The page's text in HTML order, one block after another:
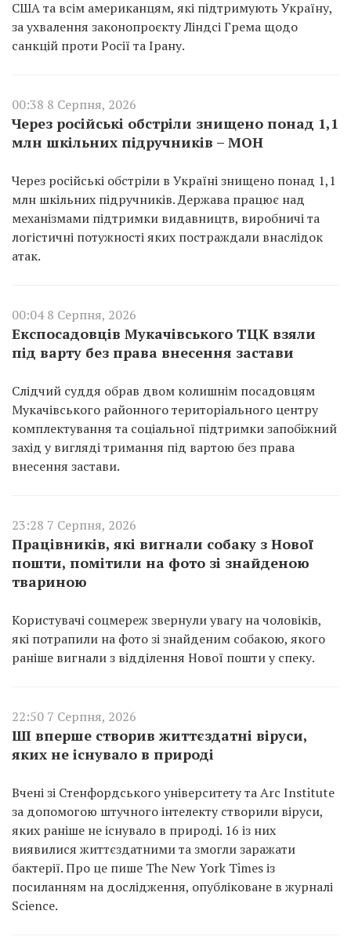
США та всім американцям, які підтримують Україну,
за ухвалення законопроєкту Ліндсі Грема щодо
санкцій проти Росії та Ірану.
00:38 8 Серпня, 2026
Через російські обстріли знищено понад 1,1
млн шкільних підручників – МОН
Через російські обстріли в Україні знищено понад 1,1
млн шкільних підручників. Держава працює над
механізмами підтримки видавництв, виробничі та
логістичні потужності яких постраждали внаслідок
атак.
00:04 8 Серпня, 2026
Експосадовців Мукачівського ТЦК взяли
під варту без права внесення застави
Слідчий суддя обрав двом колишнім посадовцям
Мукачівського районного територіального центру
комплектування та соціальної підтримки запобіжний
захід у вигляді тримання під вартою без права
внесення застави.
23:28 7 Серпня, 2026
Працівників, які вигнали собаку з Нової
пошти, помітили на фото зі знайденою
твариною
Користувачі соцмереж звернули увагу на чоловіків,
які потрапили на фото зі знайденим собакою, якого
раніше вигнали з відділення Нової пошти у спеку.
22:50 7 Серпня, 2026
ШІ вперше створив життєздатні віруси,
яких не існувало в природі
Вчені зі Стенфордського університету та Arc Institute
за допомогою штучного інтелекту створили віруси,
яких раніше не існувало в природі. 16 із них
виявилися життєздатними та змогли заражати
бактерії. Про це пише The New York Times із
посиланням на дослідження, опубліковане в журналі
Science.